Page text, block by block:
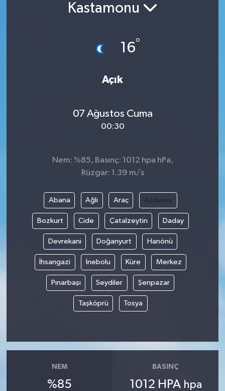
Kastamonu
16°
Açık
07 Ağustos Cuma
00:30
Nem: %85, Basınç: 1012 hpa hPa,
Rüzgar: 1.39 m/s
Abana Ağlı Araç Azdavay
Bozkurt Cide Çatalzeytin Daday
Devrekani Doğanyurt Hanönü
İhsangazi İnebolu Küre Merkez
Pınarbaşı Seydiler Şenpazar
Taşköprü Tosya
NEM
%85
BASINÇ
1012 HPA hpa